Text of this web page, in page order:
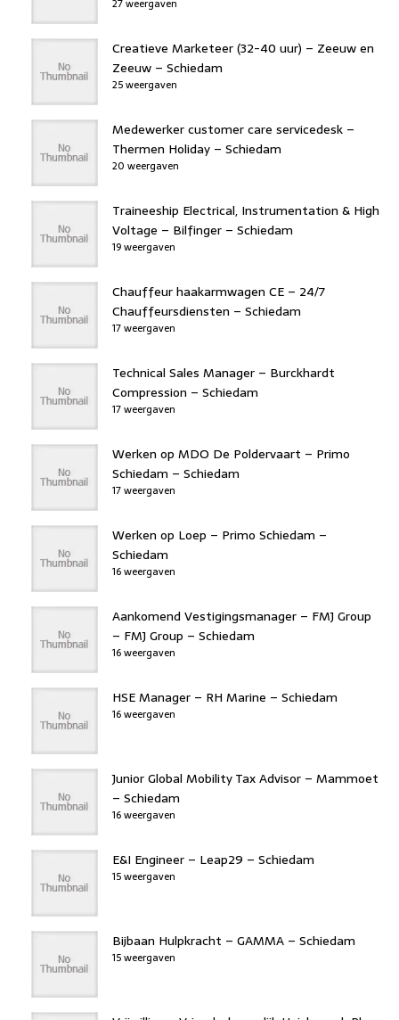
Creatieve Marketeer (32-40 uur) – Zeeuw en
Zeeuw – Schiedam
25 weergaven
Medewerker customer care servicedesk –
Thermen Holiday – Schiedam
20 weergaven
Traineeship Electrical, Instrumentation & High
Voltage – Bilfinger – Schiedam
19 weergaven
Chauffeur haakarmwagen CE – 24/7
Chauffeursdiensten – Schiedam
17 weergaven
Technical Sales Manager – Burckhardt
Compression – Schiedam
17 weergaven
Werken op MDO De Poldervaart – Primo
Schiedam – Schiedam
17 weergaven
Werken op Loep – Primo Schiedam –
Schiedam
16 weergaven
Aankomend Vestigingsmanager – FMJ Group
– FMJ Group – Schiedam
16 weergaven
HSE Manager – RH Marine – Schiedam
16 weergaven
Junior Global Mobility Tax Advisor – Mammoet
– Schiedam
16 weergaven
E&I Engineer – Leap29 – Schiedam
15 weergaven
Bijbaan Hulpkracht – GAMMA – Schiedam
15 weergaven